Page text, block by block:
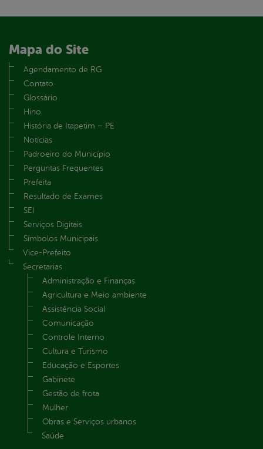
Mapa do Site
Agendamento de RG
Contato
Glossário
Hino
História de Itapetim – PE
Notícias
Padroeiro do Município
Perguntas Frequentes
Prefeita
Resultado de Exames
SEI
Serviços Digitais
Símbolos Municipais
Vice-Prefeito
Secretarias
Administração e Finanças
Agricultura e Meio ambiente
Assistência Social
Comunicação
Controle Interno
Cultura e Turismo
Educação e Esportes
Gabinete
Gestão de frota
Mulher
Obras e Serviços urbanos
Saúde